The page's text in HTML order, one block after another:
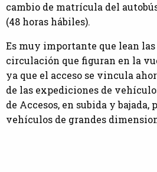
cambio de matrícula del
(48 horas hábiles).
Es muy importante que lean las
circulación que figuran en la
ya que el acceso se vincula
de las expediciones de
de Accesos, en subida y
vehículos de grandes